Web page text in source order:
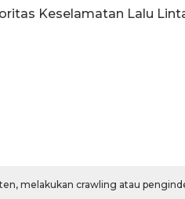
Keselamatan Lalu
melakukan crawling atau